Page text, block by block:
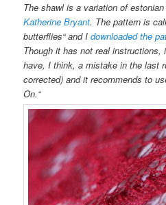
The shawl is a variation of
Katherine Bryant. The pattern is
butterflies“ and Idownloaded the
Though it has not real instructions,
have, I think, a mistake in the last
corrected) and it recommends to
On.“